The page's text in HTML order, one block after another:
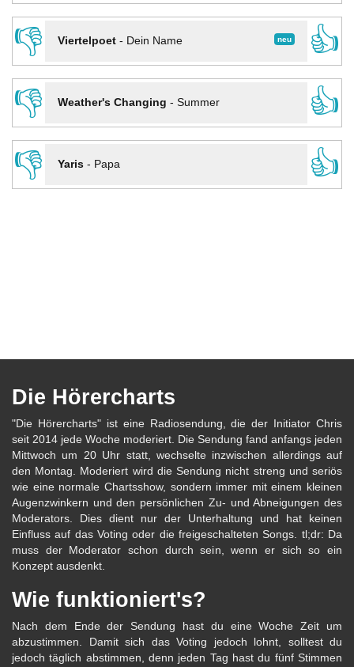
👎
neu
Viertelpoet- Dein Name
👍
👎
Weather's Changing - Summer
👍
👎
Yaris- Papa 👍
Die Hörercharts
"Die Hörercharts" ist eine Radiosendung, die der Initiator Chris
seit 2014 jede Woche moderiert. Die Sendung fand anfangs jeden
Mittwoch um 20 Uhr statt, wechselte inzwischen allerdings auf
den Montag. Moderiert wird die Sendung nicht streng und seriös
wie eine normale Chartsshow, sondern immer mit einem kleinen
Augenzwinkern und den persönlichen Zu- und Abneigungen des
Moderators. Dies dient nur der Unterhaltung und hat keinen
Einfluss auf das Voting oder die freigeschalteten Songs. tl;dr: Da
muss der Moderator schon durch sein, wenn er sich so ein
Konzept ausdenkt.
Wie funktioniert's?
Nach dem Ende der Sendung hast du eine Woche Zeit um
abzustimmen. Damit sich das Voting jedoch lohnt, solltest du
jedoch täglich abstimmen, denn jeden Tag hast du fünf Stimmen